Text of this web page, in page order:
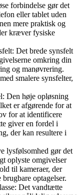
forbindelse gør det
eller tablet uden
mere praktisk og
kræver fysiske
Det brede synsfelt
omkring din
og manøvrering.
smalere synsfelter,
Den høje opløsning
er afgørende for at
for at identificere
giver en fordel i
der kan resultere i
lysfølsomhed gør det
oplyste omgivelser
til kameraer, der
optagelser.
Det vandtætte